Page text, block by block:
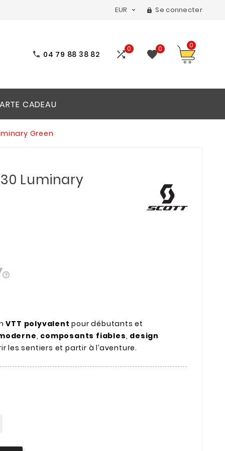
EUR   Se connecter
 04 79 88 38 82 0 0 0
CADEAU
Green
Luminary
VTT polyvalent pour débutants et
, composants fiables, design
les sentiers et partir à l’aventure.